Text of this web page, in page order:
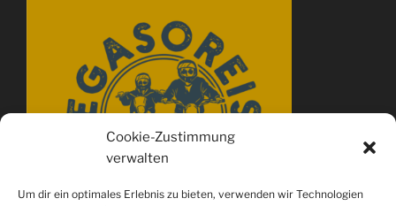
Cookie-Zustimmung
verwalten
Um dir ein optimales Erlebnis zu bieten, verwenden wir Technologien